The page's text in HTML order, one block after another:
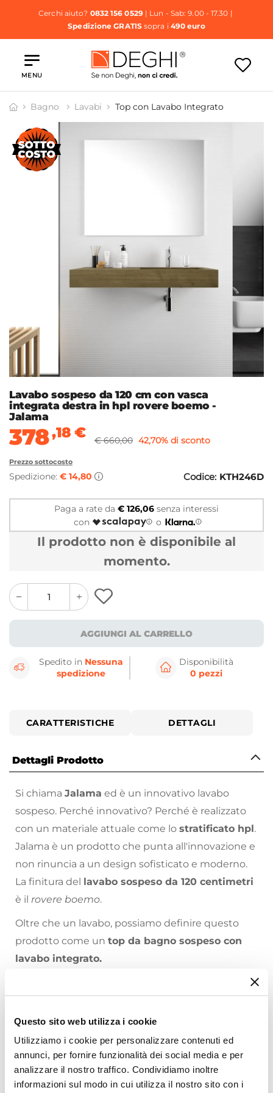
Questo sito web utilizza i cookie
Utilizziamo i cookie per personalizzare contenuti ed
annunci, per fornire funzionalità dei social media e per
analizzare il nostro traffico. Condividiamo inoltre
informazioni sul modo in cui utilizza il nostro sito con i
Cerchi aiuto? 0832 156 0529| Lun - Sab: 9.00 - 17.30 |
Spedizione GRATISsopra i 490 euro
MENU
Bagno Lavabi Top con Lavabo Integrato
Lavabo sospeso da 120 cm con vasca
integrata destra in hpl rovere boemo -
Jalama
378,18 € € 660,00 42,70% di sconto
Prezzo sottocosto
Spedizione: € 14,80 Codice: KTH246D
Paga a rate da € 126,06 senza interessi
con
o
Il prodotto non è disponibile al
momento.
quantity
button
quantity
minus
button
AGGIUNGI AL CARRELLO
Spedito in Nessuna
spedizione
Disponibilità
0 pezzi
CARATTERISTICHE DETTAGLI
Dettagli Prodotto
Si chiama Jalama ed è un innovativo lavabo
sospeso. Perché innovativo? Perché è realizzato
con un materiale attuale come lo stratificato hpl .
Jalama è un prodotto che punta all'innovazione e
non rinuncia a un design sofisticato e moderno.
La finitura del
lavabo sospeso da 120 centimetri
è il rovere boemo.
Oltre che un lavabo, possiamo definire questo
prodotto come un top da bagno sospeso con
lavabo integrato.
senza perdere mai di vista un gusto estetico e la
funzionalità. Jalama è un prodotto idrofugo, anti-
batterico, ignifugo, repellente allo sporco e
resistente all'usura.
Riepilogo Caratteristiche
Caratteristiche